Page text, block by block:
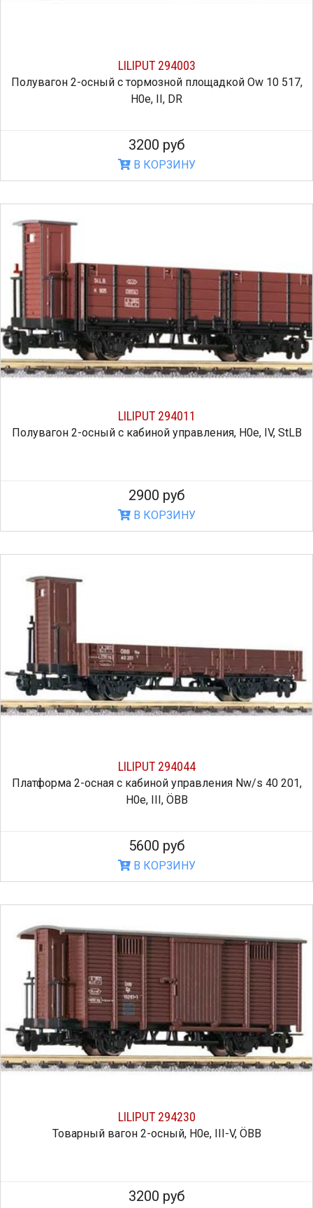
LILIPUT 294003
Полувагон 2-осный с тормозной площадкой Ow 10 517,
H0e, II, DR
3200 руб
В КОРЗИНУ
LILIPUT 294011
Полувагон 2-осный с кабиной управления, H0e, IV, StLB
2900 руб
В КОРЗИНУ
LILIPUT 294044
Платформа 2-осная с кабиной управления Nw/s 40 201,
H0e, III, ÖBB
5600 руб
В КОРЗИНУ
LILIPUT 294230
Товарный вагон 2-осный, H0e, III-V, ÖBB
3200 руб